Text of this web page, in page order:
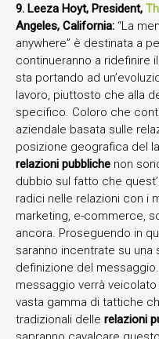
9. Leeza Hoyt, President,
Angeles, California: “La
anywhere” è destinata a
continueranno a ridefinire
sta portando ad
lavoro, piuttosto che alla
specifico. Coloro che
aziendale basata sulle
posizione geografica del
relazioni pubbliche non
dubbio sul fatto che
radici nelle relazioni con i
marketing, e-commerce,
ancora. Proseguendo in
saranno incentrate su
definizione del
messaggio verrà
vasta gamma di tattiche
tradizionali delle relazioni